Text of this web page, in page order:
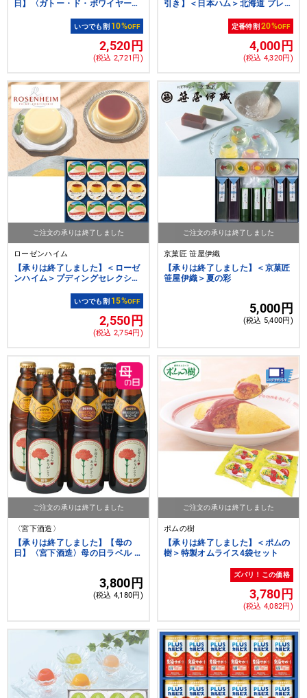
日】〈ガトー・ド・ボワイヤージ
いつでも割 10%OFF
2,520円
(税込 2,721円)
引き】＜日本ハム＞北海道 プレミ
定番特割20%OFF
4,000円
(税込 4,320円)
ご注文の承りは終了しました
ローゼンハイム
【承りは終了しました】＜ローゼ
ンハイム＞プディングセレクショ
いつでも割 15%OFF
2,550円
(税込 2,754円)
ご注文の承りは終了しました
京菓匠 笹屋伊織
【承りは終了しました】＜京菓匠
笹屋伊織＞夏の彩
5,000円
(税込 5,400円)
ご注文の承りは終了しました
〈宮下酒造〉
【承りは終了しました】【母の
日】〈宮下酒造〉母の日ラベル 独
3,800円
(税込 4,180円)
ご注文の承りは終了しました
ポムの樹
【承りは終了しました】＜ポムの
樹＞特製オムライス4袋セット
ズバリ！この価格
3,780円
(税込 4,082円)